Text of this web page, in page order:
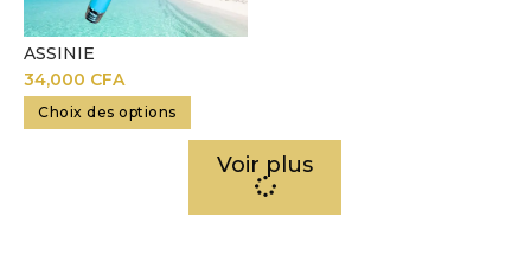
ASSINIE
34,000 CFA
Choix des options
Voir plus